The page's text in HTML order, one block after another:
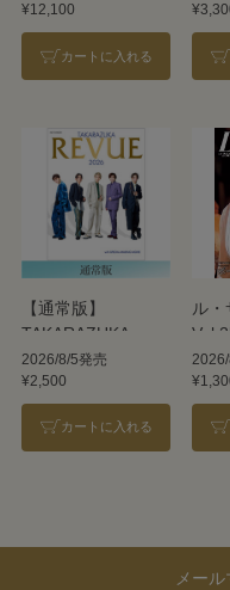
¥12,100
カートに入れる
【通常版】
TAKARAZUKA
REVUE 2026
2026/8/5発売
¥2,500
カートに入れる
ル
族』
メー